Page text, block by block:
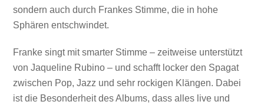
sondern auch durch Frankes Stimme, die in hohe
Sphären entschwindet.
Franke singt mit smarter Stimme – zeitweise unterstützt
von Jaqueline Rubino – und schafft locker den Spagat
zwischen Pop, Jazz und sehr rockigen Klängen. Dabei
ist die Besonderheit des Albums, dass alles live und